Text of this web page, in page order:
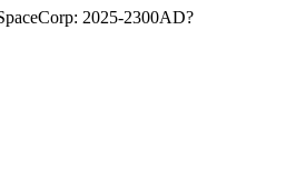
2025-2300AD?